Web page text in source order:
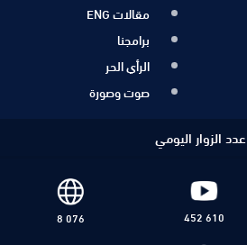
مقالات ENG
برامجنا
الرأي الحر
صوت وصورة
عدد الزوار اليومي
452 610
8 076